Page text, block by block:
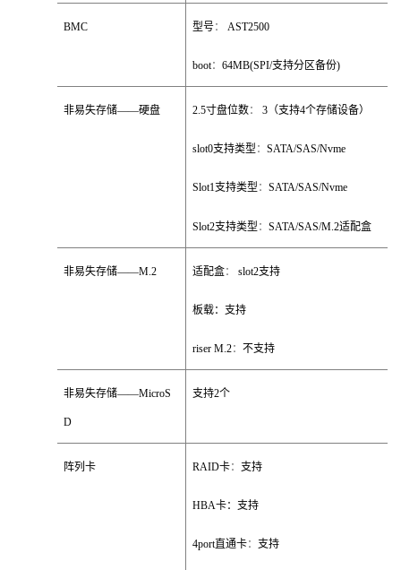
BMC 型号： AST2500
boot：64MB(SPI/支持分区备份)
非易失存储——硬盘 2.5寸盘位数： 3 （支持4个存储设备）
slot0支持类型 ：SATA/SAS/Nvme
Slot1支持类型 ：SATA/SAS/Nvme
Slot2支持类型 ：SATA/SAS/M.2适配盒
非易失存储——M.2 适配盒： slot2支持
板载：支持
riser M.2：不支持
非易失存储——MicroS
D
支持2个
阵列卡 RAID卡： 支持
HBA卡：支持
4port直通卡： 支持